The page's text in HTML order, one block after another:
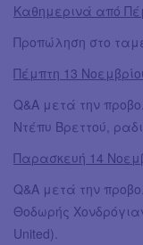
Καθημερινά από
Προπώληση στο
Πέμπτη 13
Q&A μετά την
Ντέπυ Βρεττού,
Παρασκευή 14
Q&A μετά την
Θοδωρής
United).